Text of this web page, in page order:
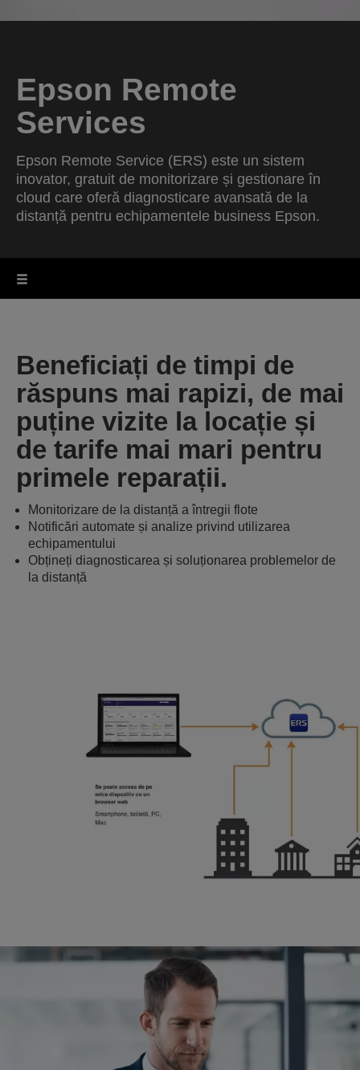
Epson Remote
Services
Epson Remote Service (ERS) este un sistem
inovator, gratuit de monitorizare și gestionare în
cloud care oferă diagnosticare avansată de la
distanță pentru echipamentele business Epson.
Beneficiați de timpi de
răspuns mai rapizi, de mai
puține vizite la locație și
de tarife mai mari pentru
primele reparații.
Monitorizare de la distanță a întregii flote
Notificări automate și analize privind utilizarea
echipamentului
Obțineți diagnosticarea și soluționarea problemelor de
la distanță